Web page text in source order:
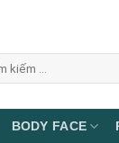
BODY FACE